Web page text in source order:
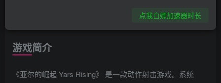
游戏简介
《亚尔的崛起 Yars Rising》 是一款动作射击游戏。系统
点我白嫖加速器时长